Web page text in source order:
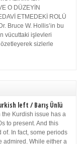
O DÜZEYİN
ETMEDEKİ ROLÜ
Bruce W. Hollis’in bu
vücuttaki işlevleri
özetleyerek sizlerle
left / Barış Ünlü
the Kurdish issue has a
to present. And this
of. In fact, some periods
admired. While either a